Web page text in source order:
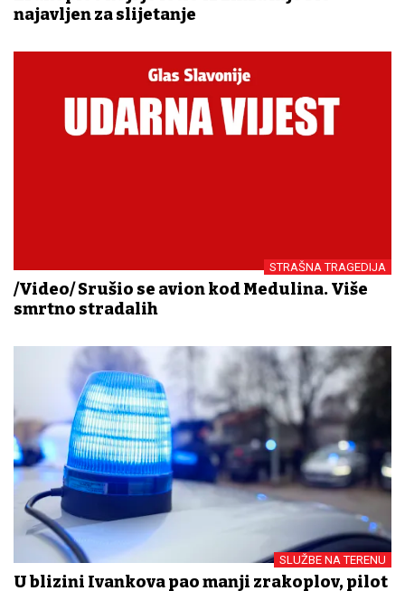
najavljen za slijetanje
STRAŠNA TRAGEDIJA
/Video/ Srušio se avion kod Medulina. Više
smrtno stradalih
SLUŽBE NA TERENU
U blizini Ivankova pao manji zrakoplov, pilot